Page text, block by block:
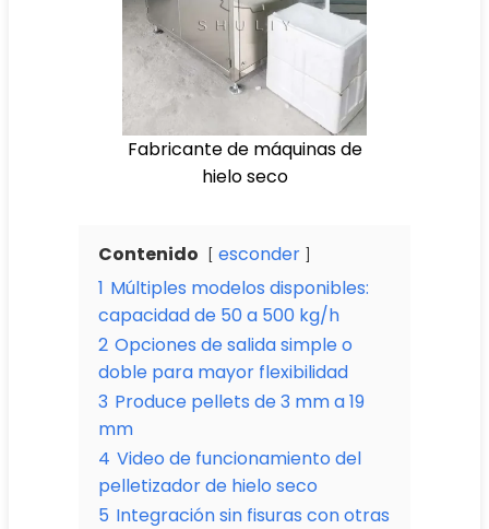
Fabricante de máquinas de
hielo seco
Contenido
esconder
1 Múltiples modelos disponibles:
capacidad de 50 a 500 kg/h
2 Opciones de salida simple o
doble para mayor flexibilidad
3 Produce pellets de 3 mm a 19
mm
4 Video de funcionamiento del
pelletizador de hielo seco
5 Integración sin fisuras con otras